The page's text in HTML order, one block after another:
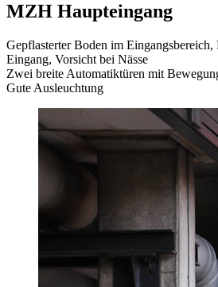
MZH Haupteingang
Gepflasterter Boden im
Eingang, Vorsicht bei Nässe
Zwei breite Automatiktüren mit
Gute Ausleuchtung